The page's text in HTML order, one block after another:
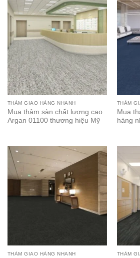
THẢM GIAO HÀNG NHANH
Mua thảm sàn chất lượng cao
Argan 01100 thương hiệu Mỹ
THẢM
Mua
hàng
THẢM GIAO HÀNG NHANH THẢM